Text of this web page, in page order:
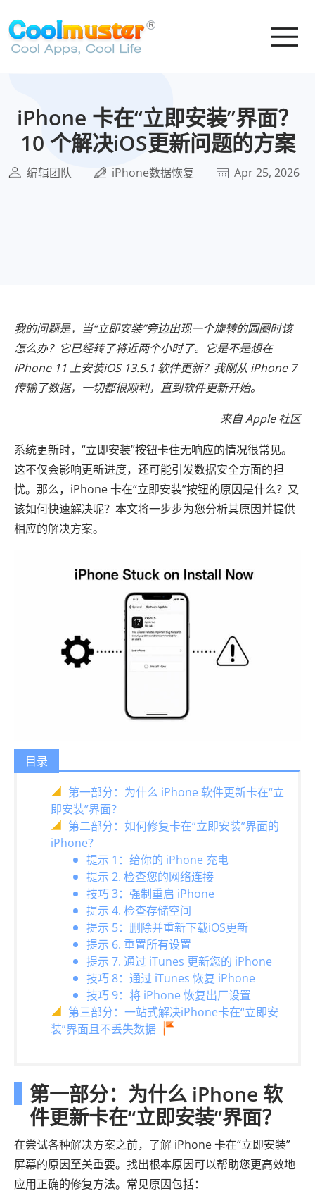
iPhone 卡在“立即安装”界面？
10 个解决iOS更新问题的方案
编辑团队 iPhone数据恢复 Apr 25, 2026
我的问题是，当“立即安装”旁边出现一个旋转的圆圈时该
怎么办？它已经转了将近两个小时了。它是不是想在
iPhone 11 上安装iOS 13.5.1 软件更新？我刚从 iPhone 7
传输了数据，一切都很顺利，直到软件更新开始。
来自 Apple 社区
系统更新时，“立即安装”按钮卡住无响应的情况很常见。
这不仅会影响更新进度，还可能引发数据安全方面的担
忧。那么，iPhone 卡在“立即安装”按钮的原因是什么？又
该如何快速解决呢？本文将一步步为您分析其原因并提供
相应的解决方案。
目录
第一部分：为什么 iPhone 软件更新卡在“立
即安装”界面？
第二部分：如何修复卡在“立即安装”界面的
iPhone？
提示 1：给你的 iPhone 充电
提示 2. 检查您的网络连接
技巧 3：强制重启 iPhone
提示 4. 检查存储空间
提示 5：删除并重新下载iOS更新
提示 6. 重置所有设置
提示 7. 通过 iTunes 更新您的 iPhone
技巧 8：通过 iTunes 恢复 iPhone
技巧 9：将 iPhone 恢复出厂设置
第三部分：一站式解决iPhone卡在“立即安
装”界面且不丢失数据
第一部分：为什么 iPhone 软
件更新卡在“立即安装”界面？
在尝试各种解决方案之前，了解 iPhone 卡在“立即安装”
屏幕的原因至关重要。找出根本原因可以帮助您更高效地
应用正确的修复方法。常见原因包括：